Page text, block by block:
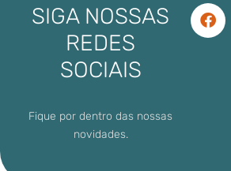
SIGA NOSSAS
REDES
SOCIAIS
Fique por dentro das nossas
novidades.